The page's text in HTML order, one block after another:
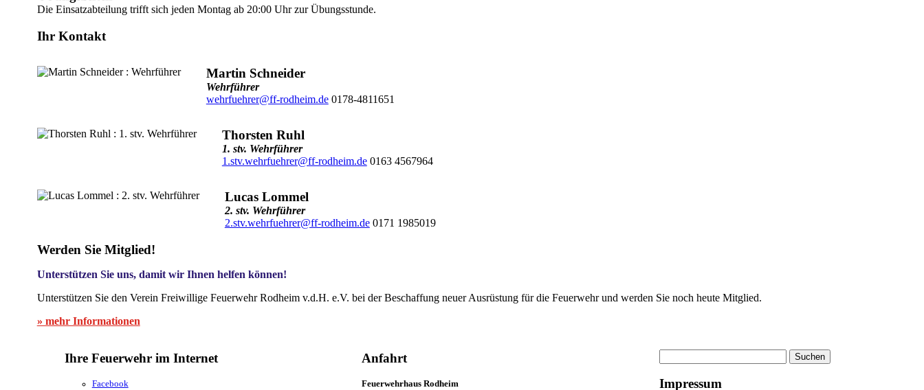
Die Einsatzabteilung trifft sich jeden Montag ab 20:00 Uhr zur Übungsstunde.
Ihr Kontakt
Martin Schneider
Wehrführer
wehrfuehrer@ff-rodheim.de0178-4811651
Thorsten Ruhl
1. stv. Wehrführer
1.stv.wehrfuehrer@ff-rodheim.de0163 4567964
Lucas Lommel
2. stv. Wehrführer
2.stv.wehrfuehrer@ff-rodheim.de0171 1985019
Werden Sie Mitglied!
Unterstützen Sie uns, damit wir Ihnen helfen können!
Unterstützen Sie den Verein Freiwillige Feuerwehr Rodheim v.d.H. e.V. bei der Beschaffung neuer Ausrüstung für die Feuerwehr und werden Sie noch heute Mitglied.
» mehr Informationen
Ihre Feuerwehr im Internet
Facebook
Anfahrt
Feuerwehrhaus Rodheim
nach:
Impressum